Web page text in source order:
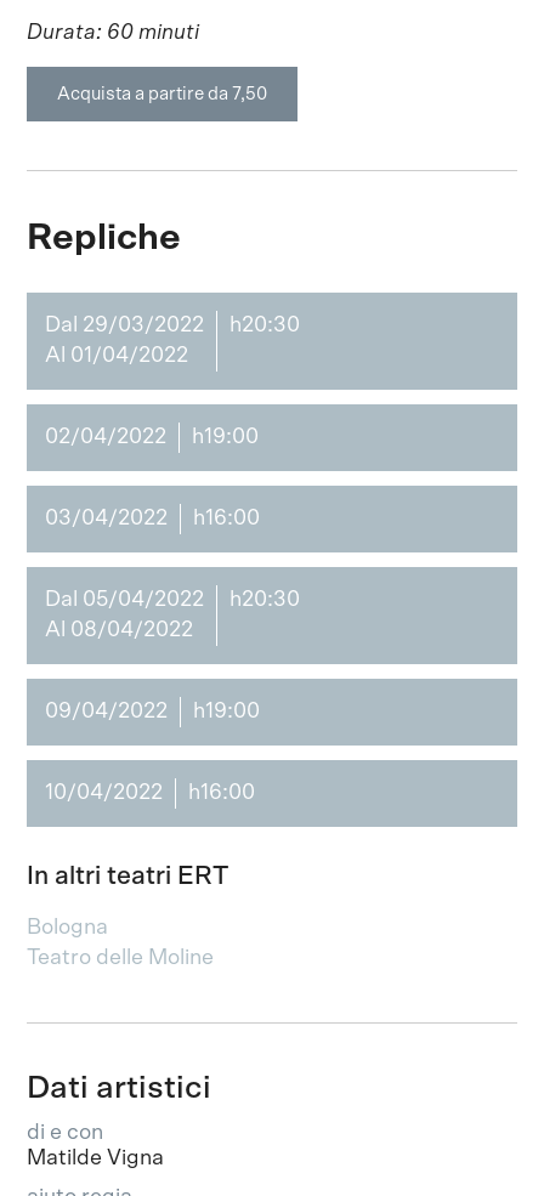
Durata: 60 minuti
Acquista a partire da 7,50
Repliche
Dal 29/03/2022
Al 01/04/2022
h20:30
02/04/2022 h19:00
03/04/2022 h16:00
Dal 05/04/2022
Al 08/04/2022
h20:30
09/04/2022 h19:00
10/04/2022 h16:00
In altri teatri ERT
Bologna
Teatro delle Moline
Dati artistici
di e con
Matilde Vigna